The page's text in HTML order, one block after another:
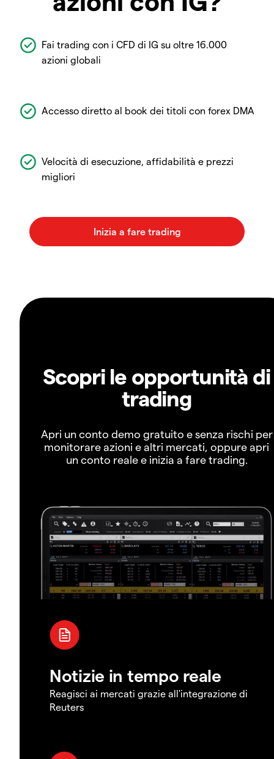
Fai trading con i CFD di IG su oltre 16.000
azioni globali
Accesso diretto al book dei titoli con forex DMA
Velocità di esecuzione, affidabilità e prezzi
migliori
Scopri le opportunità di
trading
Apri un conto demo gratuito e senza rischi per
monitorare azioni e altri mercati, oppure apri
un conto reale e inizia a fare trading.
Notizie in tempo reale
Reagisci ai mercati grazie all'integrazione di
Reuters